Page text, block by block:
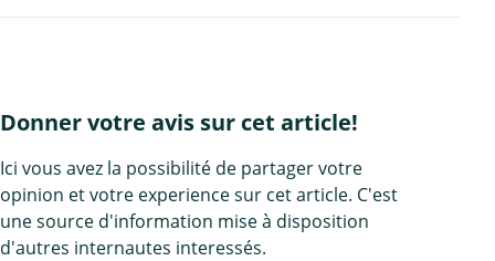
Donner votre avis sur cet article!
Ici vous avez la possibilité de partager votre
opinion et votre experience sur cet article. C'est
une source d'information mise à disposition
d'autres internautes interessés.